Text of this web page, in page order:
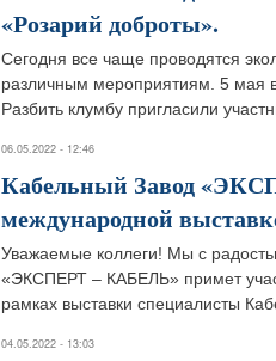
«Розарий доброты».
Сегодня все чаще проводятся
различным мероприятиям. 5 мая
Разбить клумбу пригласили
06.05.2022 - 12:46
Кабельный Завод
международной
Уважаемые коллеги! Мы с
«ЭКСПЕРТ – КАБЕЛЬ» примет
рамках выставки специалисты
04.05.2022 - 13:03